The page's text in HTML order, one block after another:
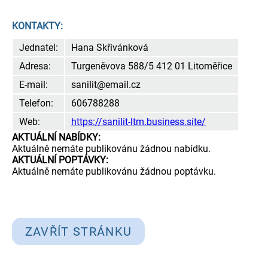
KONTAKTY:
Jednatel:
Hana Skřivánková
Adresa:
Turgeněvova 588/5 412 01 Litoměřice
E-mail:
sanilit@email.cz
Telefon:
606788288
Web:
https://sanilit-ltm.business.site/
AKTUÁLNÍ NABÍDKY:
Aktuálně nemáte publikovánu žádnou nabídku.
AKTUÁLNÍ POPTÁVKY:
Aktuálně nemáte publikovánu žádnou poptávku.
ZAVŘÍT STRÁNKU